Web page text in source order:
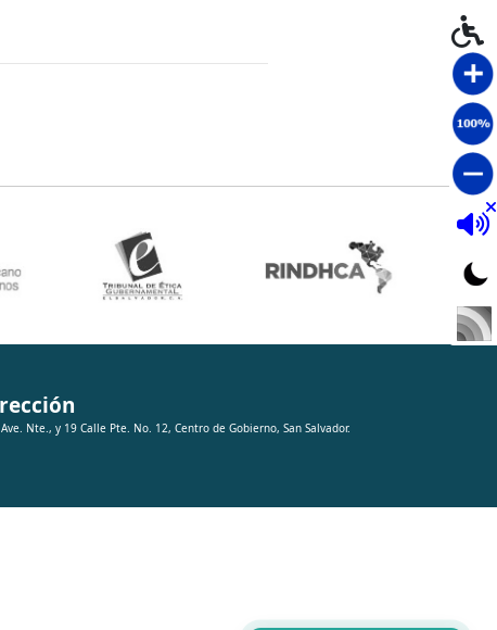
Nte., y 19 Calle Pte. No. 12, Centro de Gobierno, San Salvador.